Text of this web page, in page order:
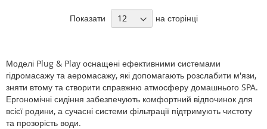
Електричне підключення:3F/380V/50Гц
Показати на сторінці
Моделі Plug & Play оснащені ефективними системами
гідромасажу та аеромасажу, які допомагають розслабити м'язи,
зняти втому та створити справжню атмосферу домашнього SPA.
Ергономічні сидіння забезпечують комфортний відпочинок для
всієї родини, а сучасні системи фільтрації підтримують чистоту
та прозорість води.